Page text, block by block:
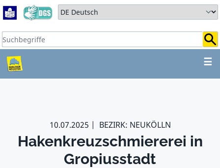
Zum Hauptbereich springen
Zum Hauptmenü springen
Sprache auswählen:
Suchbegriffe:
☰
ZUM HAUPTBEREICH
10.07.2025 BEZIRK: NEUKÖLLN
Hakenkreuzschmiererei in
Gropiusstadt